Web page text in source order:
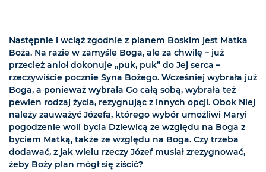
Następnie i wciąż zgodnie z planem Boskim jest Matka
Boża. Na razie w zamyśle Boga, ale za chwilę – już
przecież anioł dokonuje „puk, puk” do Jej serca –
rzeczywiście pocznie Syna Bożego. Wcześniej wybrała już
Boga, a ponieważ wybrała Go całą sobą, wybrała też
pewien rodzaj życia, rezygnując z innych opcji. Obok Niej
należy zauważyć Józefa, którego wybór umożliwi Maryi
pogodzenie woli bycia Dziewicą ze względu na Boga z
byciem Matką, także ze względu na Boga. Czy trzeba
dodawać, z jak wielu rzeczy Józef musiał zrezygnować,
żeby Boży plan mógł się ziścić?